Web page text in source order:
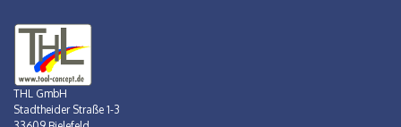
THL GmbH
Stadtheider Straße 1-3